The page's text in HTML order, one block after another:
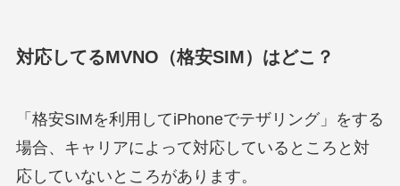
対応してるMVNO（格安SIM）はどこ？
「格安SIMを利用してiPhoneでテザリング」をする
場合、キャリアによって対応しているところと対
応していないところがあります。